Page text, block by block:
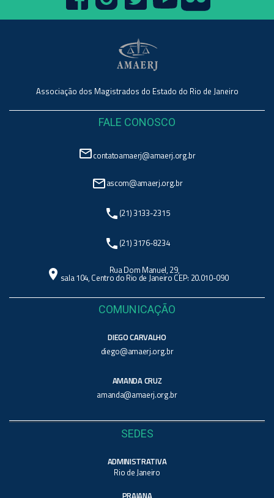
Associação dos Magistrados do Estado do Rio de Janeiro
FALE CONOSCO
mail_outlinecontatoamaerj@amaerj.org.br
mail_outlineascom@amaerj.org.br
phone (21) 3133-2315
phone (21) 3176-8234
location_on Rua Dom Manuel, 29,
sala 104, Centro do Rio de Janeiro CEP: 20.010-090
COMUNICAÇÃO
DIEGO CARVALHO
diego@amaerj.org.br
AMANDA CRUZ
amanda@amaerj.org.br
SEDES
ADMINISTRATIVA
Rio de Janeiro
PRAIANA